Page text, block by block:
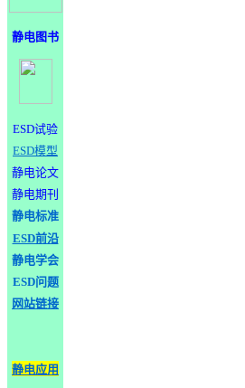
静电图书
ESD试验
ESD模型
静电论文
静电期刊
静电标准
ESD前沿
静电学会
ESD问题
网站链接
静电应用